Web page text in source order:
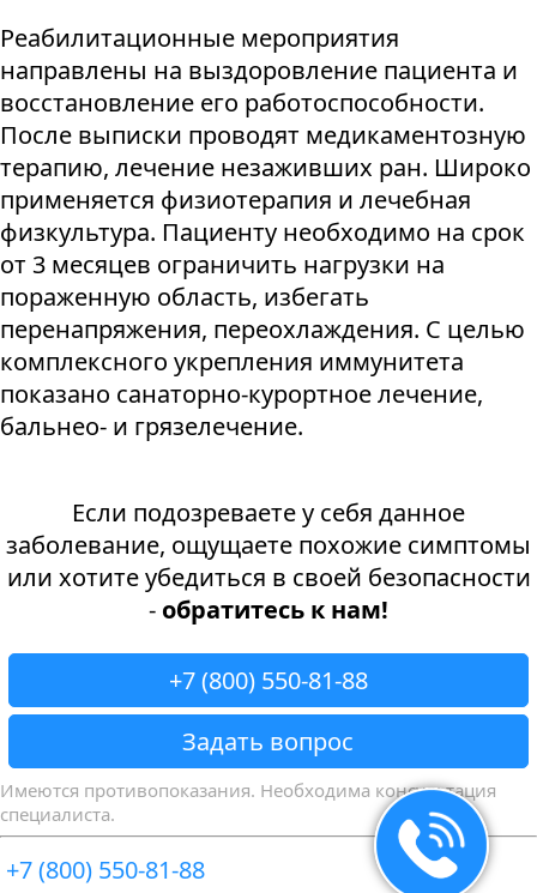
Реабилитационные мероприятия
направлены на выздоровление пациента и
восстановление его работоспособности.
После выписки проводят медикаментозную
терапию, лечение незаживших ран. Широко
применяется физиотерапия и лечебная
физкультура. Пациенту необходимо на срок
от 3 месяцев ограничить нагрузки на
пораженную область, избегать
перенапряжения, переохлаждения. С целью
комплексного укрепления иммунитета
показано санаторно-курортное лечение,
бальнео- и грязелечение.
Если подозреваете у себя данное
заболевание, ощущаете похожие симптомы
или хотите убедиться в своей безопасности
- обратитесь к нам!
+7 (800) 550-81-88
Задать вопрос
Имеются противопоказания. Необходима консультация
специалиста.
+7 (800) 550-81-88